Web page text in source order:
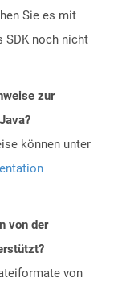
Sie es mit
SDK noch nicht
zur
können unter
von der
von